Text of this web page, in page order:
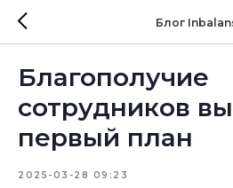
Блог
Благополучие
сотрудников
первый план
2025-03-28 09:23